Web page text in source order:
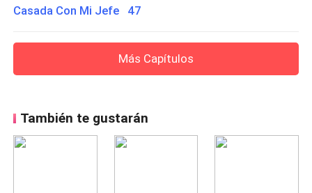
Casada Con Mi Jefe 47
Más Capítulos
También te gustarán